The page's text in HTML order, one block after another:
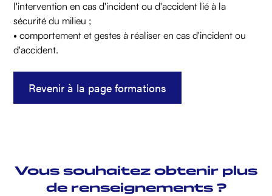
l'intervention en cas d'incident ou d'accident lié à la
sécurité du milieu ;
• comportement et gestes à réaliser en cas d'incident ou
d'accident.
Revenir à la page formations
Vous souhaitez obtenir plus
de renseignements ?